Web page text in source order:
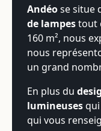
Andéose situe
de lampestout
160 m², nous
nous
un grand
En plus du
lumineuses
qui vous